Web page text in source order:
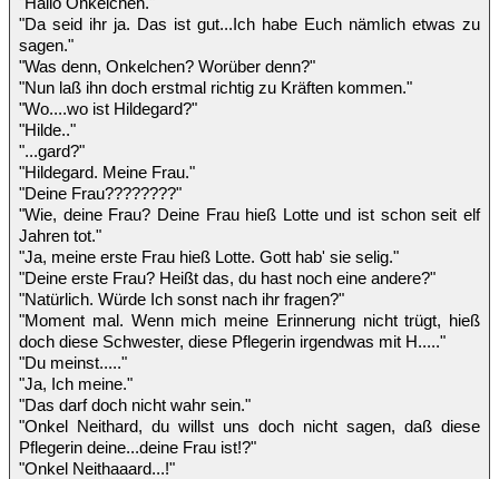
"Da seid ihr ja. Das ist gut...Ich habe Euch nämlich etwas zu
sagen."
"Was denn, Onkelchen? Worüber denn?"
"Nun laß ihn doch erstmal richtig zu Kräften kommen."
"Wo....wo ist Hildegard?"
"Hilde.."
"...gard?"
"Hildegard. Meine Frau."
"Deine Frau????????"
"Wie, deine Frau? Deine Frau hieß Lotte und ist schon seit elf
Jahren tot."
"Ja, meine erste Frau hieß Lotte. Gott hab' sie selig."
"Deine erste Frau? Heißt das, du hast noch eine andere?"
"Natürlich. Würde Ich sonst nach ihr fragen?"
"Moment mal. Wenn mich meine Erinnerung nicht trügt, hieß
doch diese Schwester, diese Pflegerin irgendwas mit H....."
"Du meinst....."
"Ja, Ich meine."
"Das darf doch nicht wahr sein."
"Onkel Neithard, du willst uns doch nicht sagen, daß diese
Pflegerin deine...deine Frau ist!?"
"Onkel Neithaaard...!"